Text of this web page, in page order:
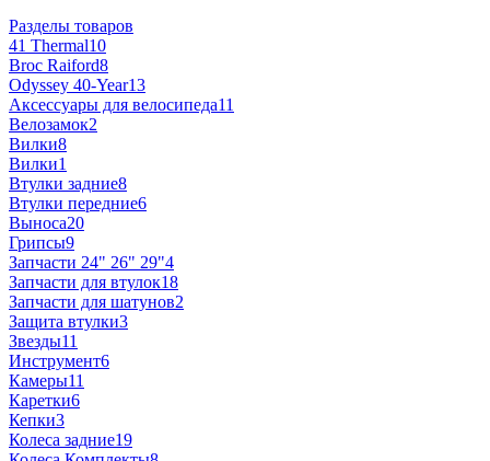
Разделы товаров
41 Thermal10
Broc Raiford8
Odyssey 40-Year13
Аксессуары для велосипеда11
Велозамок2
Вилки8
Вилки1
Втулки задние8
Втулки передние6
Выноса20
Грипсы9
Запчасти 24" 26" 29"4
Запчасти для втулок18
Запчасти для шатунов2
Защита втулки3
Звезды11
Инструмент6
Камеры11
Каретки6
Кепки3
Колеса задние19